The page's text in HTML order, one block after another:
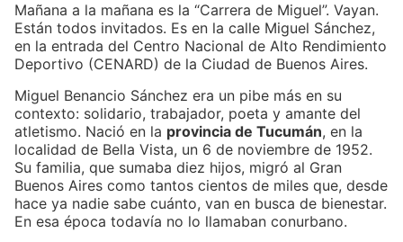
Mañana a la mañana es la “Carrera de Miguel”. Vayan.
Están todos invitados. Es en la calle Miguel Sánchez,
en la entrada del Centro Nacional de Alto Rendimiento
Deportivo (CENARD) de la Ciudad de Buenos Aires.
Miguel Benancio Sánchez era un pibe más en su
contexto: solidario, trabajador, poeta y amante del
atletismo. Nació en la provincia de Tucumán, en la
localidad de Bella Vista, un 6 de noviembre de 1952.
Su familia, que sumaba diez hijos, migró al Gran
Buenos Aires como tantos cientos de miles que, desde
hace ya nadie sabe cuánto, van en busca de bienestar.
En esa época todavía no lo llamaban conurbano.